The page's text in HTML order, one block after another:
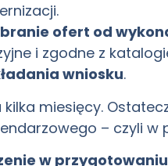
ofert od
i zgodne z
wniosku.
kilka miesięcy.
– czyli w
w